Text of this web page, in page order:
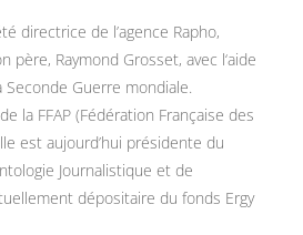
directrice de l’agence Rapho,
père, Raymond Grosset, avec l‘aide
Seconde Guerre mondiale.
la FFAP (Fédération Française des
est aujourd’hui présidente du
Journalistique et de
dépositaire du fonds Ergy